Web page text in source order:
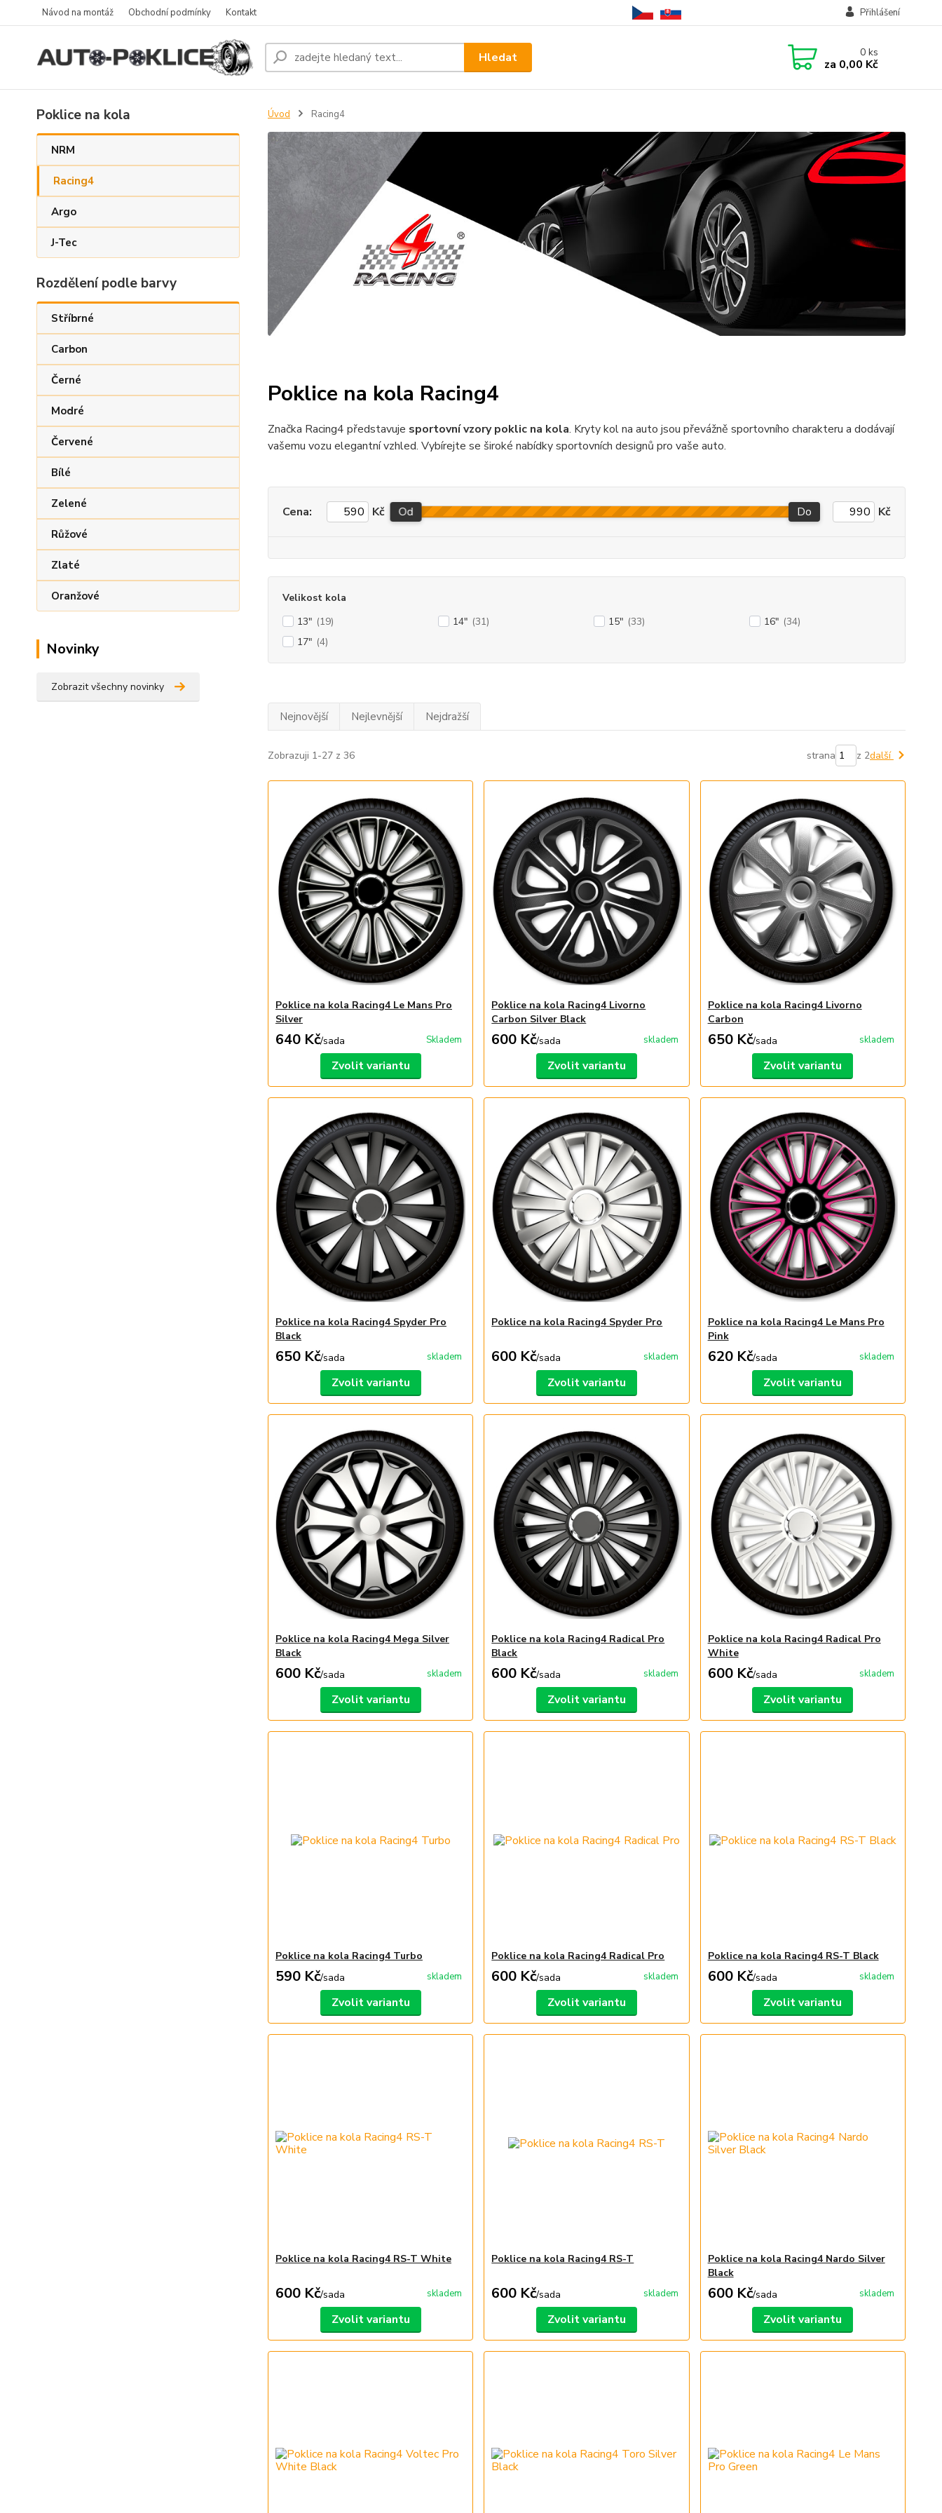
Návod na montáž Obchodní podmínky Kontakt Přihlášení
Hledat 0ks
za 0,00 Kč
Poklice na kola
NRM
Racing4
Argo
J-Tec
Rozdělení podle barvy
Stříbrné
Carbon
Černé
Modré
Červené
Bílé
Zelené
Růžové
Zlaté
Oranžové
Novinky
Zobrazit všechny novinky
Úvod Racing4
Poklice na kola Racing4
Značka Racing4 představuje sportovní vzory poklic na kola. Kryty kol na auto jsou převážně sportovního charakteru a dodávají
vašemu vozu elegantní vzhled. Vybírejte se široké nabídky sportovních designů pro vaše auto.
Cena: Kč Od Do Kč
Velikost kola
13" (19) 14" (31) 15" (33) 16" (34)
17" (4)
Nejnovější Nejlevnější Nejdražší
Zobrazuji 1-27 z 36 strana z 2další
Poklice na kola Racing4 Le Mans Pro
Silver
640 Kč/sada Skladem
Zvolit variantu
Poklice na kola Racing4 Livorno
Carbon Silver Black
600 Kč/sada skladem
Zvolit variantu
Poklice na kola Racing4 Livorno
Carbon
650 Kč/sada skladem
Zvolit variantu
Poklice na kola Racing4 Spyder Pro
Black
650 Kč/sada skladem
Zvolit variantu
Poklice na kola Racing4 Spyder Pro
600 Kč/sada skladem
Zvolit variantu
Poklice na kola Racing4 Le Mans Pro
Pink
620 Kč/sada skladem
Zvolit variantu
Poklice na kola Racing4 Mega Silver
Black
600 Kč/sada skladem
Zvolit variantu
Poklice na kola Racing4 Radical Pro
Black
600 Kč/sada skladem
Zvolit variantu
Poklice na kola Racing4 Radical Pro
White
600 Kč/sada skladem
Zvolit variantu
Poklice na kola Racing4 Turbo
590 Kč/sada skladem
Zvolit variantu
Poklice na kola Racing4 Radical Pro
600 Kč/sada skladem
Zvolit variantu
Poklice na kola Racing4 RS-T Black
600 Kč/sada skladem
Zvolit variantu
Poklice na kola Racing4 RS-T White
600 Kč/sada skladem
Zvolit variantu
Poklice na kola Racing4 RS-T
600 Kč/sada skladem
Zvolit variantu
Poklice na kola Racing4 Nardo Silver
Black
600 Kč/sada skladem
Zvolit variantu